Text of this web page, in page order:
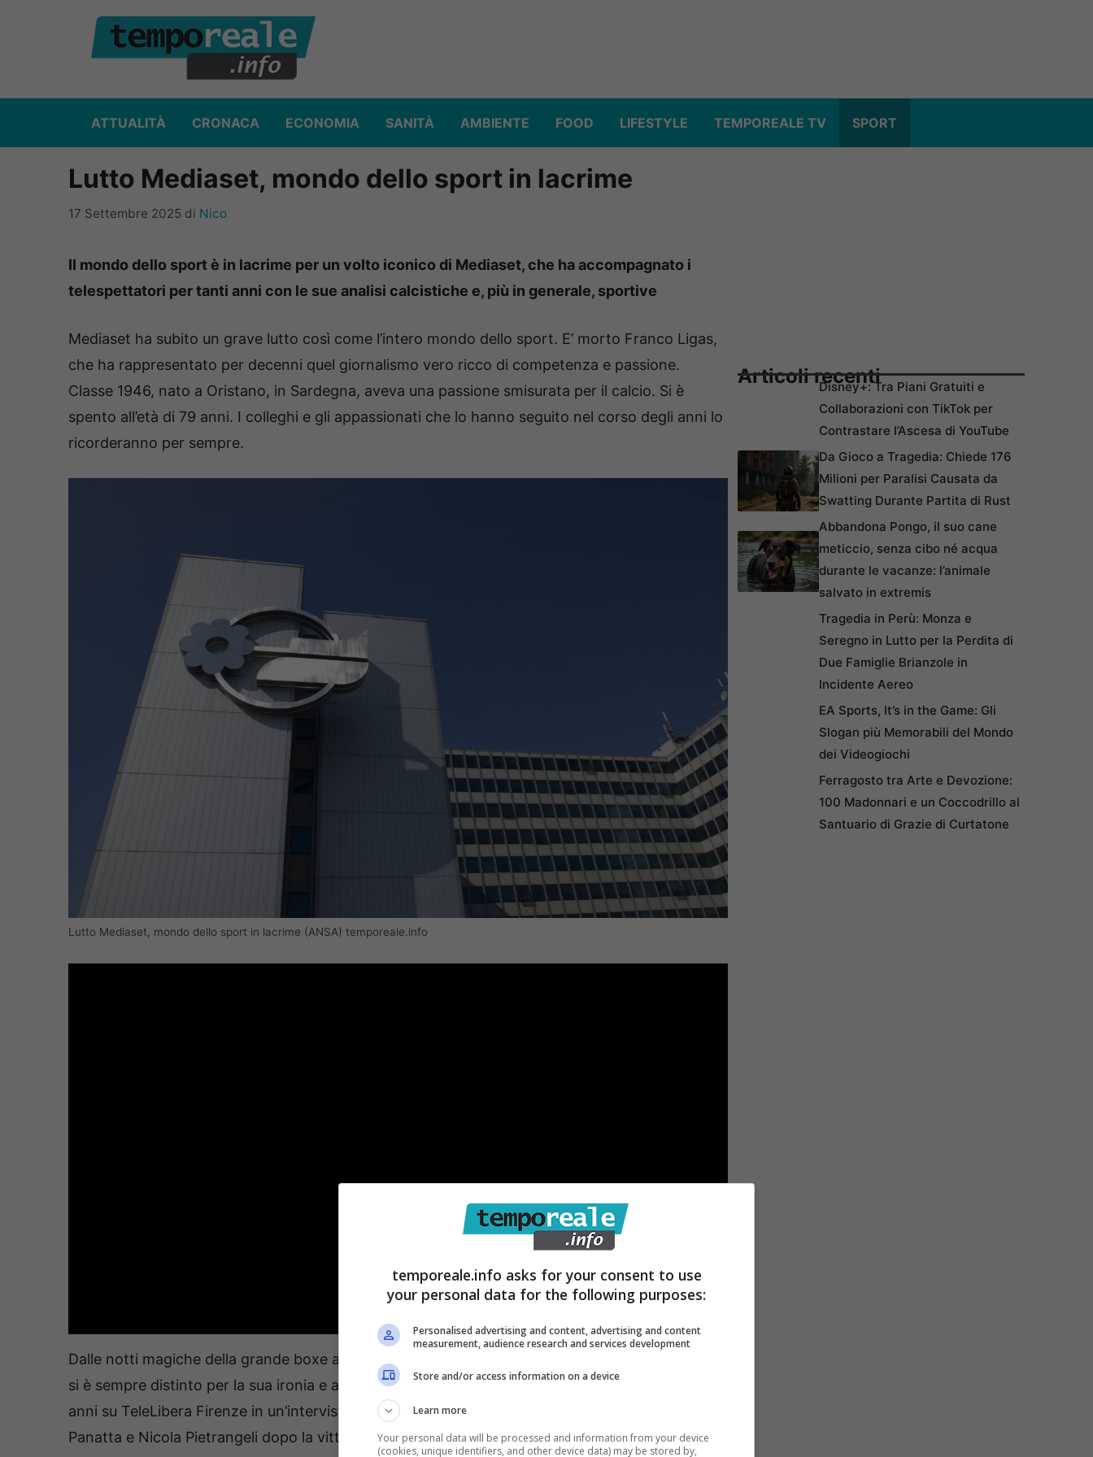
ATTUALITÀ CRONACA ECONOMIA SANITÀ AMBIENTE FOOD LIFESTYLE TEMPOREALE TV SPORT
Lutto Mediaset, mondo dello sport in lacrime
17 Settembre 2025 di Nico
Il mondo dello sport è in lacrime per un volto iconico di Mediaset, che ha accompagnato i
telespettatori per tanti anni con le sue analisi calcistiche e, più in generale, sportive
Mediaset ha subito un grave lutto così come l’intero mondo dello sport. E’ morto Franco Ligas,
che ha rappresentato per decenni quel giornalismo vero ricco di competenza e passione.
Classe 1946, nato a Oristano, in Sardegna, aveva una passione smisurata per il calcio. Si è
spento all’età di 79 anni. I colleghi e gli appassionati che lo hanno seguito nel corso degli anni lo
ricorderanno per sempre.
Lutto Mediaset, mondo dello sport in lacrime (ANSA) temporeale.info
Dalle notti magiche della grande boxe alla Champions League, passando per Studio Sport. Ligas
si è sempre distinto per la sua ironia e autentica competenza. Il suo debutto in tv è arrivato a 30
anni su TeleLibera Firenze in un’intervista per due personaggi iconici del tennis italiano: Adriano
Panatta e Nicola Pietrangeli dopo la vittoria della Coppa Davis.
Articoli recentiDisney+: Tra Piani Gratuiti e
Collaborazioni con TikTok per
Contrastare l’Ascesa di YouTube
Da Gioco a Tragedia: Chiede 176
Milioni per Paralisi Causata da
Swatting Durante Partita di Rust
Abbandona Pongo, il suo cane
meticcio, senza cibo né acqua
durante le vacanze: l’animale
salvato in extremis
Tragedia in Perù: Monza e
Seregno in Lutto per la Perdita di
Due Famiglie Brianzole in
Incidente Aereo
EA Sports, It’s in the Game: Gli
Slogan più Memorabili del Mondo
dei Videogiochi
Ferragosto tra Arte e Devozione:
100 Madonnari e un Coccodrillo al
Santuario di Grazie di Curtatone
temporeale.info asks for your consent to use
your personal data for the following purposes:
Personalised advertising and content, advertising and content
measurement, audience research and services development
Store and/or access information on a device
Learn more
Your personal data will be processed and information from your device
(cookies, unique identifiers, and other device data) may be stored by,